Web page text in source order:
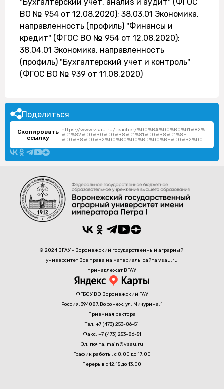
"Бухгалтерский учет, анализ и аудит" (ФГОС
ВО № 954 от 12.08.2020); 38.03.01 Экономика,
направленность (профиль) "Финансы и
кредит" (ФГОС ВО № 954 от 12.08.2020);
38.04.01 Экономика, направленность
(профиль) "Бухгалтерский учет и контроль"
(ФГОС ВО № 939 от 11.08.2020)
Поделиться
Скопировать
ссылку
https://www.vsau.ru/teacher/
%D1%82%D0%B0%D0%B8%D1%81%D0%B8%D1%8F-
%D0%B8%D0%B2%D0%B0%D0%BD%D0%BE%D0%B2%D0%BD%D0%B0/
© 2024 ВГАУ - Воронежский государственный аграрный
университет Все права на материалы сайта vsau.ru
принадлежат ВГАУ
ФГБОУ ВО Воронежский ГАУ
Россия, 394087, Воронеж, ул. Мичурина, 1
Приемная ректора
Тел: +7 (473) 253-86-51
Факс: +7 (473) 253-86-51
Эл. почта: main@vsau.ru
График работы: с 8:00 до 17:00
Перерыв с 12:15 до 13:00